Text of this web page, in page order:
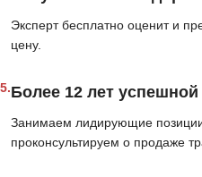
Эксперт бесплатно оценит и
цену.
5.Более 12 лет
Занимаем лидирующие
проконсультируем о продаже